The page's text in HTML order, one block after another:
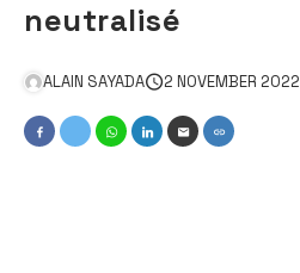
neutralisé
ALAIN SAYADA 2 NOVEMBER 2022